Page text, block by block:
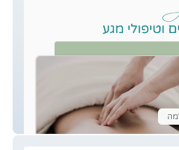
Massage-by-Anna